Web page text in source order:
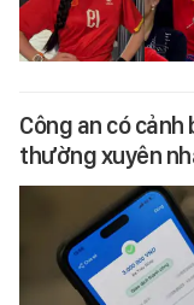
Công an có
thường xuyên